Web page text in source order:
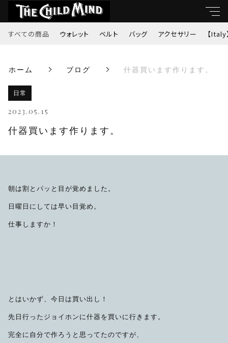
すべての商品 ウォレット ベルト バッグ アクセサリー 【Italy
ホーム ブログ 什器買います作ります。
日常
2023.05.15
什器買います作ります。
朝は割とパッと目が覚めました。
日曜日にしては早い目覚め。
仕事しますか！
とはいかず、今日は買い出し！
先日行ったジョイホンに什器を買いに行きます。
完全に自分で作ろうと思ってたのですが、
すべて
ベルト
バッグ
アパレル・ステッカー
子カテゴリ
並び順